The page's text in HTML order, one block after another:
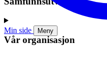
Min side Meny
Vår organisasjon